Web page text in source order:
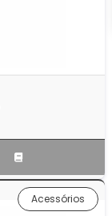
Acessórios